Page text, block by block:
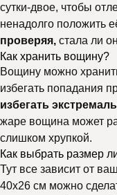
сутки-двое, чтобы
ненадолго положить
проверяя, стала ли
Как хранить вощину?
Вощину можно
избегать попадания
избегать
жаре вощина может
слишком хрупкой.
Как выбрать размер
Тут все зависит от
40х26 см можно